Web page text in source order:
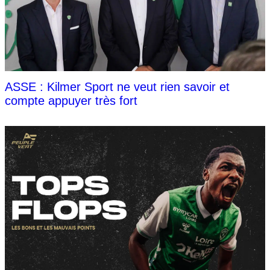
ASSE : Kilmer Sport ne veut rien savoir et
compte appuyer très fort